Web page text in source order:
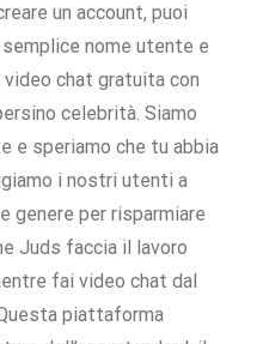
un account, puoi
semplice nome utente e
video chat gratuita con
celebrità. Siamo
e speriamo che tu abbia
i nostri utenti a
genere per risparmiare
Juds faccia il lavoro
fai video chat dal
piattaforma